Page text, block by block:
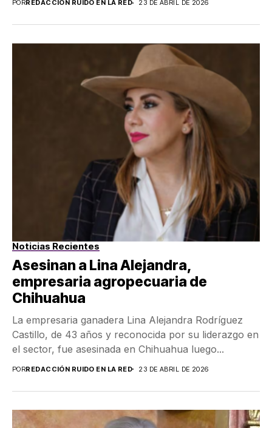
PORREDACCIÓN RUIDO EN LA RED 23 DE ABRIL DE 2026
Noticias Recientes
Asesinan a Lina Alejandra,
empresaria agropecuaria de
Chihuahua
La empresaria ganadera Lina Alejandra Rodríguez
Castillo, de 43 años y reconocida por su liderazgo en
el sector, fue asesinada en Chihuahua luego...
PORREDACCIÓN RUIDO EN LA RED 23 DE ABRIL DE 2026